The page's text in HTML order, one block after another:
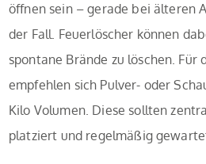
öffnen sein – gerade bei älteren
der Fall. Feuerlöscher können
spontane Brände zu löschen. Für
empfehlen sich Pulver- oder
Kilo Volumen. Diese sollten
platziert und regelmäßig